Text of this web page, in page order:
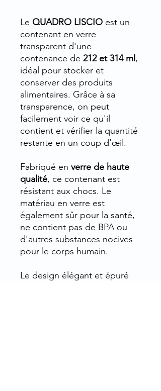
Le QUADRO LISCIO est un
contenant en verre
transparent d'une
contenance de 212 et 314 ml ,
idéal pour stocker et
conserver des produits
alimentaires. Grâce à sa
transparence, on peut
facilement voir ce qu'il
contient et vérifier la quantité
restante en un coup d'œil.
Fabriqué en verre de haute
qualité, ce contenant est
résistant aux chocs. Le
matériau en verre est
également sûr pour la santé,
ne contient pas de BPA ou
d'autres substances nocives
pour le corps humain.
Le design élégant et épuré